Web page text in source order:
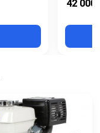
42 000